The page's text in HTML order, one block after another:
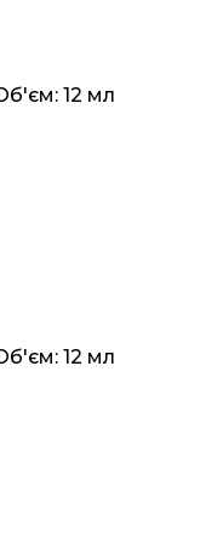
12 мл
12 мл